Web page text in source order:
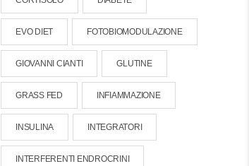
EVO DIET FOTOBIOMODULAZIONE
GIOVANNI CIANTI GLUTINE
GRASS FED INFIAMMAZIONE
INSULINA INTEGRATORI
INTERFERENTI ENDROCRINI